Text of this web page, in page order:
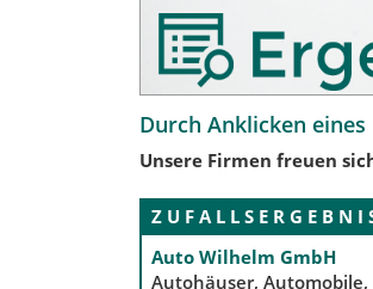
Durch Anklicken
Unsere Firmen freuen
Z U F A L L S E R G E B N I
Auto Wilhelm GmbH
Autohäuser, Automobile,